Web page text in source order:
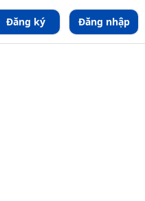
Đăng ký Đăng nhập